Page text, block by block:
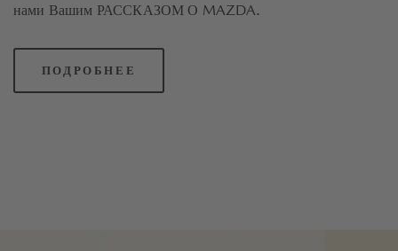
нами Вашим РАССКАЗОМ О MAZDA.
ПОДРОБНЕЕ